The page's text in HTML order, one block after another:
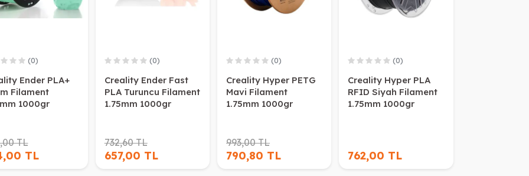
(0)
Ender PLA+
Filament
1000gr
TL
TL
(0)
Creality Ender Fast
PLA Turuncu Filament
1.75mm 1000gr
732,60 TL
657,00 TL
(0)
Creality Hyper PETG
Mavi Filament
1.75mm 1000gr
993,00 TL
790,80 TL
(0)
Creality Hyper PLA
RFID Siyah Filament
1.75mm 1000gr
762,00 TL